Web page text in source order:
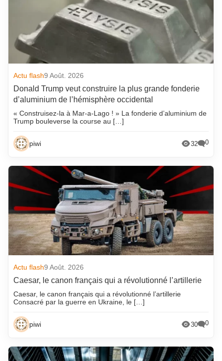
Actu flash9 Août. 2026
Donald Trump veut construire la plus grande fonderie
d’aluminium de l’hémisphère occidental
« Construisez-la à Mar-a-Lago ! » La fonderie d’aluminium de
Trump bouleverse la course au […]
piwi 32 0
Actu flash9 Août. 2026
Caesar, le canon français qui a révolutionné l’artillerie
Caesar, le canon français qui a révolutionné l’artillerie
Consacré par la guerre en Ukraine, le […]
piwi 30 0